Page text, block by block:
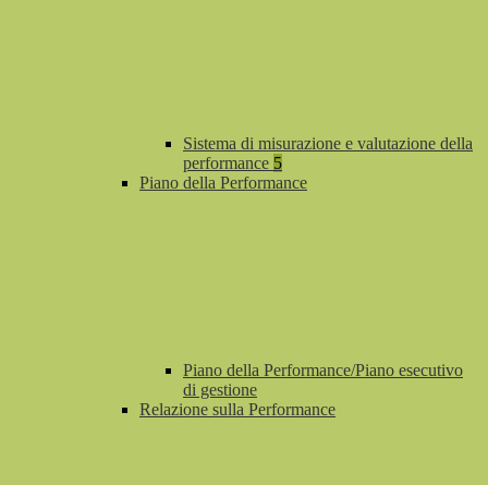
Sistema di misurazione e valutazione della
performance 5
Piano della Performance
Piano della Performance/Piano esecutivo
di gestione
Relazione sulla Performance